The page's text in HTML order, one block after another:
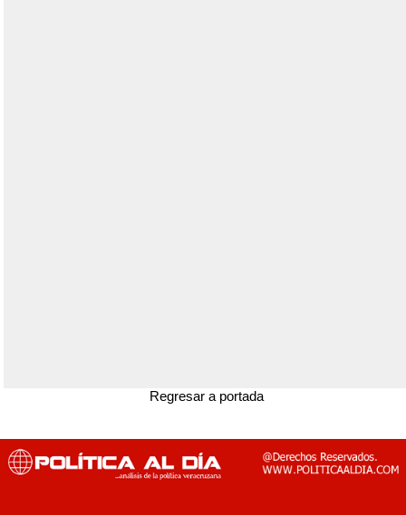
Regresar a portada